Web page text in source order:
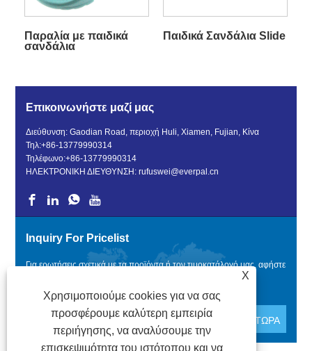
Παραλία με παιδικά
σανδάλια
Παιδικά Σανδάλια Slide
Επικοινωνήστε μαζί μας
Διεύθυνση: Gaodian Road, περιοχή Huli, Xiamen, Fujian, Κίνα
Τηλ:+86-13779990314
Τηλέφωνο:+86-13779990314
ΗΛΕΚΤΡΟΝΙΚΗ ΔΙΕΥΘΥΝΣΗ:rufuswei@everpal.cn
Inquiry For Pricelist
Για ερωτήσεις σχετικά με τα προϊόντα ή τον τιμοκατάλογό μας, αφήστε
X
Χρησιμοποιούμε cookies για να σας
προσφέρουμε καλύτερη εμπειρία
περιήγησης, να αναλύσουμε την
επισκεψιμότητα του ιστότοπου και να